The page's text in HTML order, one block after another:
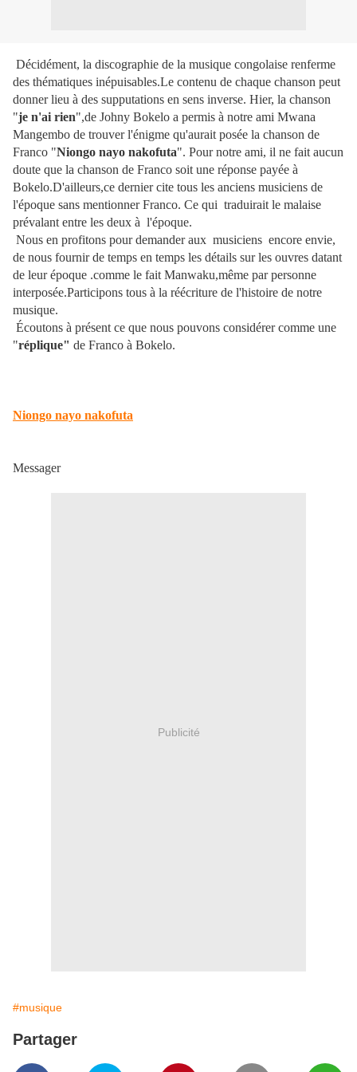
Décidément, la discographie de la musique congolaise renferme
des thématiques inépuisables.Le contenu de chaque chanson peut
donner lieu à des supputations en sens inverse. Hier, la chanson
"je n'ai rien",de Johny Bokelo a permis à notre ami Mwana
Mangembo de trouver l'énigme qu'aurait posée la chanson de
Franco "Niongo nayo nakofuta". Pour notre ami, il ne fait aucun
doute que la chanson de Franco soit une réponse payée à
Bokelo.D'ailleurs,ce dernier cite tous les anciens musiciens de
l'époque sans mentionner Franco. Ce qui traduirait le malaise
prévalant entre les deux à l'époque.
Nous en profitons pour demander aux musiciens encore envie,
de nous fournir de temps en temps les détails sur les ouvres datant
de leur époque .comme le fait Manwaku,même par personne
interposée.Participons tous à la réécriture de l'histoire de notre
musique.
Écoutons à présent ce que nous pouvons considérer comme une
"réplique" de Franco à Bokelo.
Niongo nayo nakofuta
Messager
Publicité
#musique
Partager